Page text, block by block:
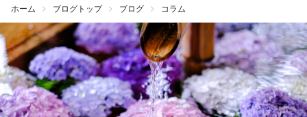
ホーム ブログトップ ブログ コラム